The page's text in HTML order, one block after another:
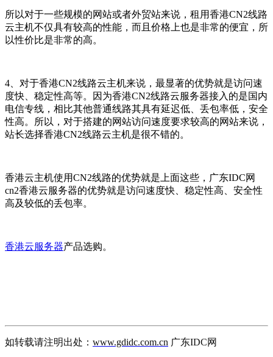
所以对于一些规模的网站或者外贸站来说，租用香港CN2线路
云主机不仅具有较高的性能，而且价格上也是非常的便宜，所
以性价比是非常的高。
4、对于香港CN2线路云主机来说，最显著的优势就是访问速
度快、稳定性高等。因为香港CN2线路云服务器接入的是国内
电信专线，相比其他普通线路其具有延迟低、丢包率低，安全
性高。所以，对于搭建的网站访问速度要求较高的网站来说，
站长选择香港CN2线路云主机是很不错的。
香港云主机使用CN2线路的优势就是上面这些，广东IDC网
cn2香港云服务器的优势就是访问速度快、稳定性高、安全性
高及较低的丢包率。
香港云服务器产品选购。
如转载请注明出处： www.gdidc.com.cn 广东IDC网